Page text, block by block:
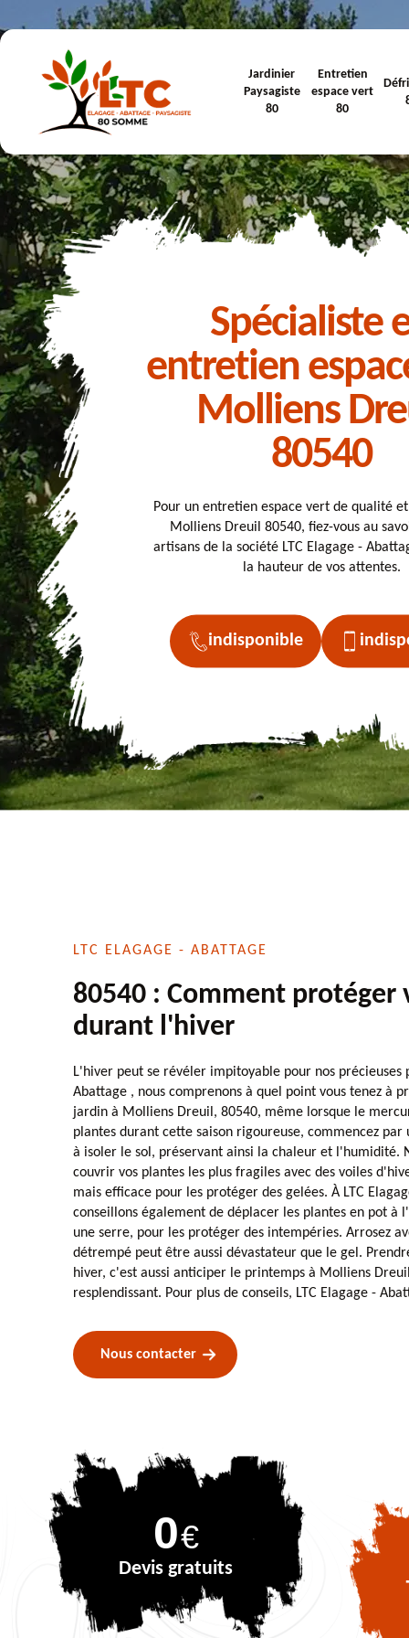
Jardinier
Paysagiste
80
Entretien
espace vert
80
Spécialiste
entretien
Molliens
80540
Pour un entretien espace vert de qualité
Molliens Dreuil 80540, fiez-vous au
artisans de la société LTC Elagage -
la hauteur de vos attentes.
indisponible
LTC ELAGAGE - ABATTAGE
80540 : Comment protéger
durant l'hiver
L'hiver peut se révéler impitoyable pour nos précieuses
Abattage , nous comprenons à quel point vous tenez à
jardin à Molliens Dreuil, 80540, même lorsque le
plantes durant cette saison rigoureuse, commencez par
à isoler le sol, préservant ainsi la chaleur et l'humidité.
couvrir vos plantes les plus fragiles avec des voiles
mais efficace pour les protéger des gelées. À LTC
conseillons également de déplacer les plantes en pot à
une serre, pour les protéger des intempéries. Arrosez
détrempé peut être aussi dévastateur que le gel.
hiver, c'est aussi anticiper le printemps à Molliens
resplendissant. Pour plus de conseils, LTC Elagage -
Nous contacter
0€
Devis gratuits